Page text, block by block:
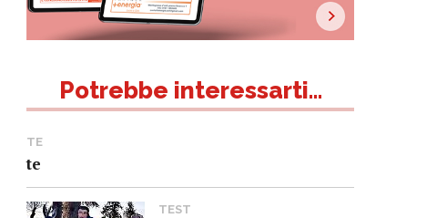
Potrebbe interessarti...
TE
te
TEST